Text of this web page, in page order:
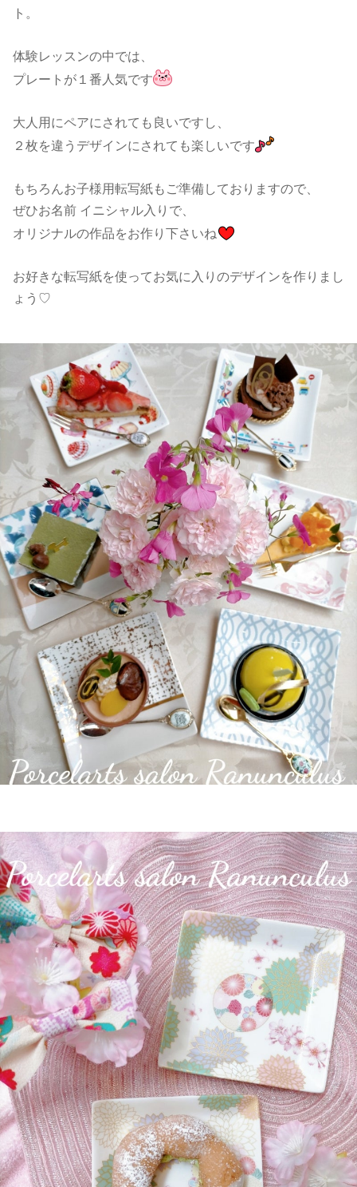
ト。
体験レッスンの中では、
プレートが１番人気です
大人用にペアにされても良いですし、
２枚を違うデザインにされても楽しいです
もちろんお子様用転写紙もご準備しておりますので、
ぜひお名前 イニシャル入りで、
オリジナルの作品をお作り下さいね
お好きな転写紙を使ってお気に入りのデザインを作りまし
ょう♡